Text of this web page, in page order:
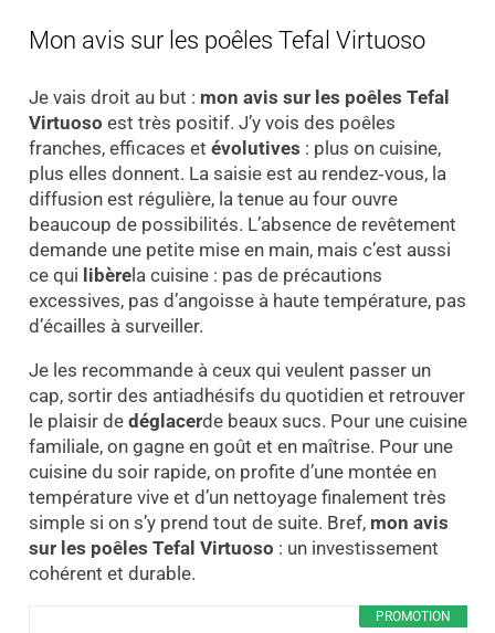
Mon avis sur les poêles Tefal Virtuoso
Je vais droit au but : mon avis sur les poêles Tefal
Virtuoso est très positif. J’y vois des poêles
franches, efficaces et évolutives : plus on cuisine,
plus elles donnent. La saisie est au rendez‑vous, la
diffusion est régulière, la tenue au four ouvre
beaucoup de possibilités. L’absence de revêtement
demande une petite mise en main, mais c’est aussi
ce qui libèrela cuisine : pas de précautions
excessives, pas d’angoisse à haute température, pas
d’écailles à surveiller.
Je les recommande à ceux qui veulent passer un
cap, sortir des antiadhésifs du quotidien et retrouver
le plaisir de déglacerde beaux sucs. Pour une cuisine
familiale, on gagne en goût et en maîtrise. Pour une
cuisine du soir rapide, on profite d’une montée en
température vive et d’un nettoyage finalement très
simple si on s’y prend tout de suite. Bref, mon avis
sur les poêles Tefal Virtuoso : un investissement
cohérent et durable.
PROMOTION